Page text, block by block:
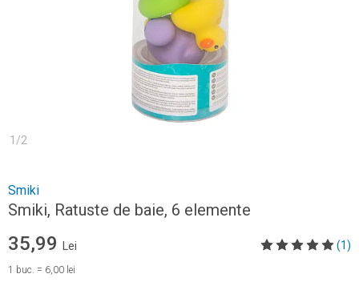
Confirma
1 /2
Smiki
Smiki, Ratuste de baie, 6 elemente
35,99 Lei (1)
1 buc. = 6,00 lei